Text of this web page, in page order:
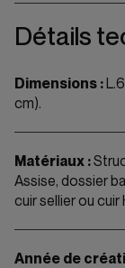
Détails
Dimensions :
cm).
Matériaux :
Assise, dossier
cuir sellier ou
Année de